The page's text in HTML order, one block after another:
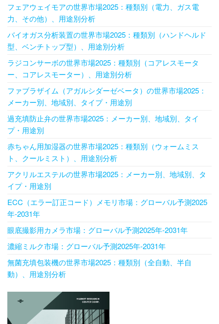
フェアウェイモアの世界市場2025：種類別（電力、ガス電
力、その他）、用途別分析
バイオガス分析装置の世界市場2025：種類別（ハンドヘルド
型、ベンチトップ型）、用途別分析
ラジコンサーボの世界市場2025：種類別（コアレスモータ
ー、コアレスモーター）、用途別分析
ファブラザイム（アガルシダーゼベータ）の世界市場2025：
メーカー別、地域別、タイプ・用途別
過充填防止弁の世界市場2025：メーカー別、地域別、タイ
プ・用途別
赤ちゃん用加湿器の世界市場2025：種類別（ウォームミス
ト、クールミスト）、用途別分析
アクリルエステルの世界市場2025：メーカー別、地域別、タ
イプ・用途別
ECC（エラー訂正コード）メモリ市場：グローバル予測2025
年-2031年
眼底撮影用カメラ市場：グローバル予測2025年-2031年
濃縮ミルク市場：グローバル予測2025年-2031年
無菌充填包装機の世界市場2025：種類別（全自動、半自
動）、用途別分析